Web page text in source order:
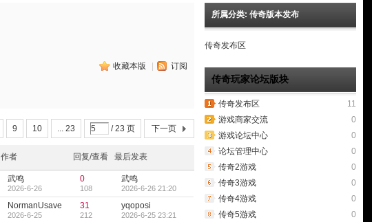
收藏本版 订阅
9 10 ... 23 / 23 页 下一页
作者 回复/查看 最后发表
武鸣
2026-6-26
0
108
武鸣
2026-6-26 21:20
NormanUsave
2026-6-25
31
212
yqoposi
2026-6-25 23:21
所属分类: 传奇版本发布
传奇发布区
传奇玩家论坛版块
11
传奇发布区
0
游戏商家交流
0
游戏论坛中心
0
论坛管理中心
0
传奇2游戏
0
传奇3游戏
0
传奇4游戏
0
传奇5游戏